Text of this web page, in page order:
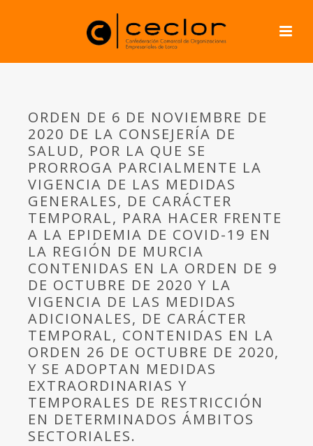
ORDEN DE 6 DE NOVIEMBRE DE
2020 DE LA CONSEJERÍA DE
SALUD, POR LA QUE SE
PRORROGA PARCIALMENTE LA
VIGENCIA DE LAS MEDIDAS
GENERALES, DE CARÁCTER
TEMPORAL, PARA HACER FRENTE
A LA EPIDEMIA DE COVID-19 EN
LA REGIÓN DE MURCIA
CONTENIDAS EN LA ORDEN DE 9
DE OCTUBRE DE 2020 Y LA
VIGENCIA DE LAS MEDIDAS
ADICIONALES, DE CARÁCTER
TEMPORAL, CONTENIDAS EN LA
ORDEN 26 DE OCTUBRE DE 2020,
Y SE ADOPTAN MEDIDAS
EXTRAORDINARIAS Y
TEMPORALES DE RESTRICCIÓN
EN DETERMINADOS ÁMBITOS
SECTORIALES.